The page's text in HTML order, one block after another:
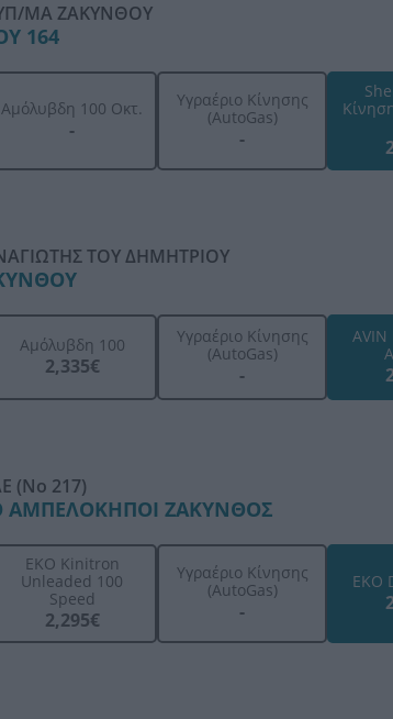
ΜΑ ΖΑΚΥΝΘΟΥ
164
Αμόλυβδη 100 Οκτ.
-
Υγραέριο Κίνησης
(AutoGas)
-
ΤΟΥ ΔΗΜΗΤΡΙΟΥ
Αμόλυβδη 100
2,335€
Υγραέριο Κίνησης
(AutoGas)
-
AVIN
(Νο 217)
ΑΜΠΕΛΟΚΗΠΟΙ ΖΑΚΥΝΘΟΣ
ΕΚΟ Kinitron
Unleaded 100
Speed
2,295€
Υγραέριο Κίνησης
(AutoGas)
-
EKO